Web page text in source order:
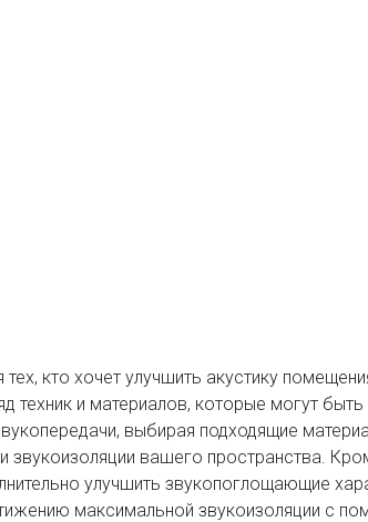
тех, кто хочет улучшить акустику
техник и материалов, которые могут
выбирая подходящие
вашего пространства.
улучшить звукопоглощающие
максимальной звукоизоляции с